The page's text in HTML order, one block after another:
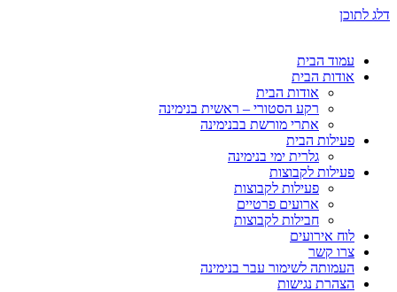
דלג לתוכן
עמוד הבית
אודות הבית
אודות הבית
רקע הסטורי – ראשית בנימינה
אתרי מורשת בבנימינה
פעילות הבית
גלרית ימי בנימינה
פעילות לקבוצות
פעילות לקבוצות
ארועים פרטיים
חבילות לקבוצות
לוח אירועים
צרו קשר
העמותה לשימור עבר בנימינה
הצהרת נגישות